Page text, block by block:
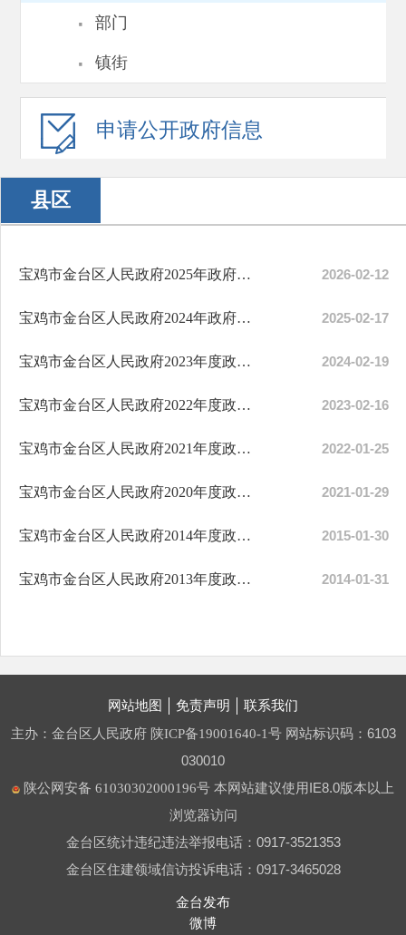
· 部门
· 镇街
申请公开政府信息
县区
宝鸡市金台区人民政府2025年政府信息公开工作年度报告 2026-02-12
宝鸡市金台区人民政府2024年政府信息公开工作年度报告 2025-02-17
宝鸡市金台区人民政府2023年度政府信息公开工作年度报告 2024-02-19
宝鸡市金台区人民政府2022年度政府信息公开工作年度报告 2023-02-16
宝鸡市金台区人民政府2021年度政府信息公开工作年度报告 2022-01-25
宝鸡市金台区人民政府2020年度政府信息公开工作年度报告 2021-01-29
宝鸡市金台区人民政府2014年度政府信息公开工作年度报告 2015-01-30
宝鸡市金台区人民政府2013年度政府信息公开工作年度报告 2014-01-31
网站地图 免责声明 联系我们
主办：金台区人民政府 陕ICP备19001640-1号 网站标识码：6103
030010
陕公网安备 61030302000196号 本网站建议使用IE8.0版本以上
浏览器访问
金台区统计违纪违法举报电话：0917-3521353
金台区住建领域信访投诉电话：0917-3465028
金台发布
微博